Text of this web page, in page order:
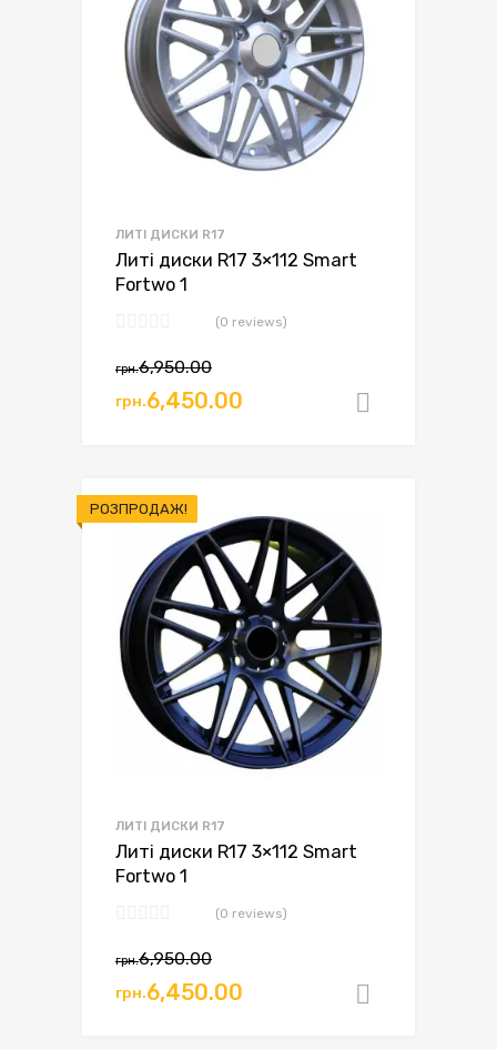
ЛИТІ ДИСКИ R17
Литі диски R17 3×112 Smart
Fortwo 1
(0 reviews)
грн.6,950.00
грн.6,450.00
РОЗПРОДАЖ!
ЛИТІ ДИСКИ R17
Литі диски R17 3×112 Smart
Fortwo 1
(0 reviews)
грн.6,950.00
грн.6,450.00